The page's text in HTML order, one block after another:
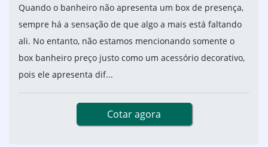
Quando o banheiro não apresenta um box de presença,
sempre há a sensação de que algo a mais está faltando
ali. No entanto, não estamos mencionando somente o
box banheiro preço justo como um acessório decorativo,
pois ele apresenta dif...
Cotar agora